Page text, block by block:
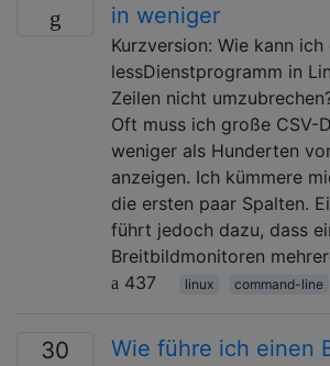
in weniger
Kurzversion: Wie kann ich
lessDienstprogramm in
Zeilen nicht
Oft muss ich große CSV-
weniger als Hunderten
anzeigen. Ich kümmere
die ersten paar Spalten.
führt jedoch dazu, dass
Breitbildmonitoren
437
linux command-line
30
Wie führe ich einen